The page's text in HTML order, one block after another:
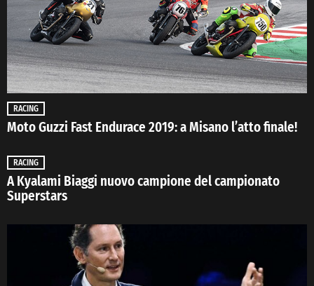
RACING
Moto Guzzi Fast Endurace 2019: a Misano l’atto finale!
RACING
A Kyalami Biaggi nuovo campione del campionato
Superstars